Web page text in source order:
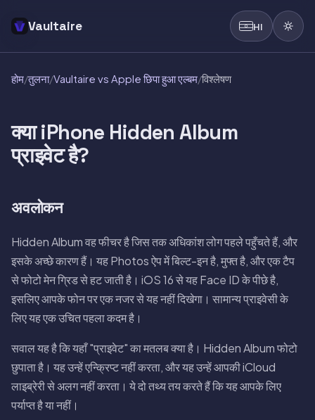
Vaultaire HI
होम/तुलना/Vaultaire vs Apple छिपा हुआ एल्बम/विश्लेषण
क्या iPhone Hidden Album
प्राइवेट है?
अवलोकन
Hidden Album वह फीचर है जिस तक अधिकांश लोग पहले पहुँचते हैं, और
इसके अच्छे कारण हैं। यह Photos ऐप में बिल्ट-इन है, मुफ्त है, और एक टैप
से फोटो मेन ग्रिड से हट जाती है। iOS 16 से यह Face ID के पीछे है,
इसलिए आपके फोन पर एक नजर से यह नहीं दिखेगा। सामान्य प्राइवेसी के
लिए यह एक उचित पहला कदम है।
सवाल यह है कि यहाँ "प्राइवेट" का मतलब क्या है। Hidden Album फोटो
छुपाता है। यह उन्हें एन्क्रिप्ट नहीं करता, और यह उन्हें आपकी iCloud
लाइब्रेरी से अलग नहीं करता। ये दो तथ्य तय करते हैं कि यह आपके लिए
पर्याप्त है या नहीं।